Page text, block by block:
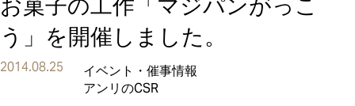
う」を開催しました。
2014.08.25
イベント・催事情報
アンリのCSR